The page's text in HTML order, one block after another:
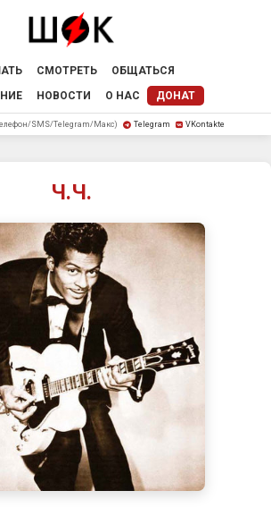
СМОТРЕТЬ
ОБЩАТЬСЯ
НОВОСТИ О НАС ДОНАТ
SMS/Telegram/Макс) Telegram VKontakte
Ч.Ч.